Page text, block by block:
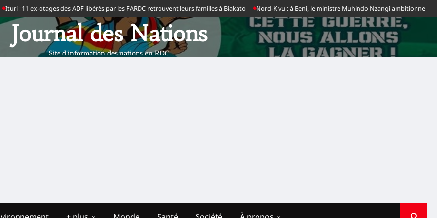
Ituri : 11 ex-otages des ADF libérés par les FARDC retrouvent leurs familles à Biakato Nord-Kivu : à Beni, le ministre Muhindo Nzangi ambitionne de
Journal des Nations
Site d'information des nations en RDC